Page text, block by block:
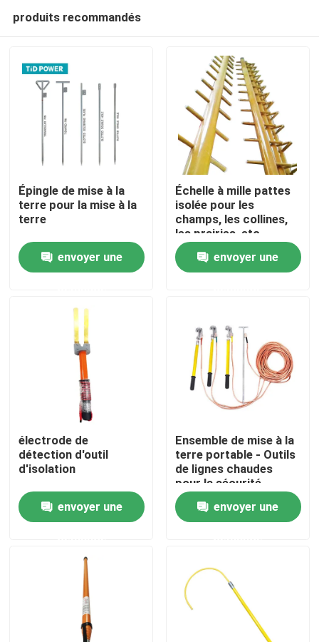
À la maison
Produits
À propos de nous
Visite de l'usine
Contrôle de la qualité
Nous contacter
Demandez un devis
Isolateur ferroviaire
produits recommandés
Épingle de mise à la
terre pour la mise à la
terre
envoyer une
Échelle à mille pattes
isolée pour les
champs, les collines,
les prairies, etc.
envoyer une
électrode de
détection d'outil
d'isolation
envoyer une
Ensemble de mise à la
terre portable - Outils
de lignes chaudes
pour la sécurité
électrique
envoyer une